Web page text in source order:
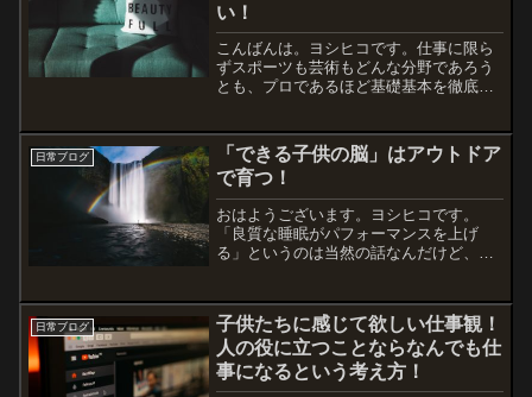
い！
こんばんは。ヨシヒコです。仕事に限ら
ずスポーツも芸術もどんな分野であろう
とも、プロであるほど基礎基本を徹底し
然と引き寄せる力を持っている。結果を
出すには行動だけじゃなく...
日常ブログ
「できる子供の脳」はアウトドア
で育つ！
おはようございます。ヨシヒコです。
「良質な睡眠がパフォーマンスを上げ
る」というのは当然の話なんだけど、子
レたり不登校になったりなどの問題が多
くなっていますが、子どもたち...
日常ブログ
子供たちに感じて欲しい仕事観！
人の役に立つことならなんでも仕
事になるという考え方！